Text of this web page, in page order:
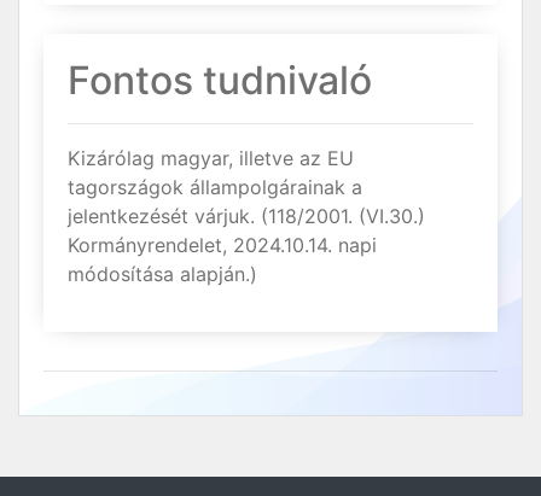
Fontos tudnivaló
Kizárólag magyar, illetve az EU
tagországok állampolgárainak a
jelentkezését várjuk. (118/2001. (VI.30.)
Kormányrendelet, 2024.10.14. napi
módosítása alapján.)